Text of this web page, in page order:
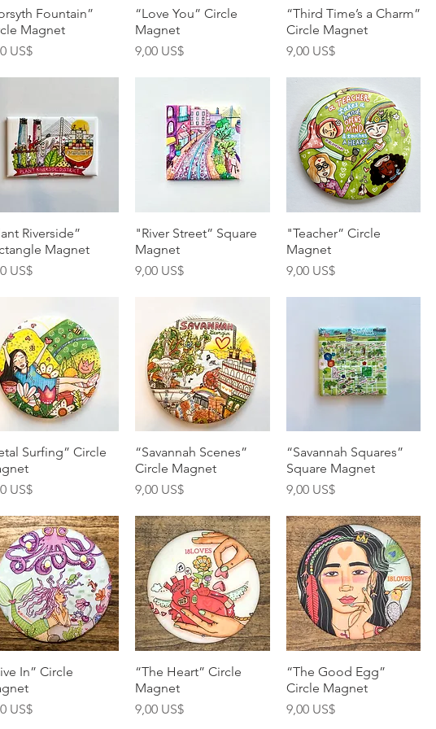
Vista rápida
Fountain”
Magnet
US$
Vista rápida
“Love You” Circle
Magnet
Precio
9,00 US$
Vista rápida
“Third Time’s a Charm”
Circle Magnet
Precio
9,00 US$
Vista rápida
Riverside”
Magnet
US$
Vista rápida
"River Street” Square
Magnet
Precio
9,00 US$
Vista rápida
"Teacher” Circle
Magnet
Precio
9,00 US$
Vista rápida
Surfing” Circle
US$
Vista rápida
“Savannah Scenes”
Circle Magnet
Precio
9,00 US$
Vista rápida
“Savannah Squares”
Square Magnet
Precio
9,00 US$
Vista rápida
In” Circle
US$
Vista rápida
“The Heart” Circle
Magnet
Precio
9,00 US$
Vista rápida
“The Good Egg”
Circle Magnet
Precio
9,00 US$